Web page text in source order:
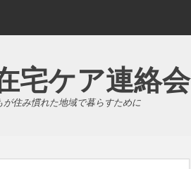
宅ケア連絡会
が住み慣れた地域で暮らすために